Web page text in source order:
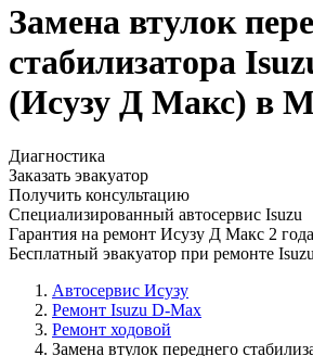
Замена втулок
стабилизатора
(Исузу Д Макс) в
Диагностика
Заказать эвакуатор
Получить консультацию
Специализированный автосервис Isuzu
Гарантия на ремонт Исузу Д Макс 2 года
Бесплатный эвакуатор при ремонте
Автосервис Исузу
Ремонт Isuzu D-Max
Ремонт ходовой
Замена втулок переднего